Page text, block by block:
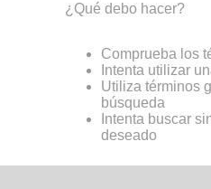
¿Qué debo hacer?
Comprueba los
Intenta utilizar
Utiliza términos
búsqueda
Intenta buscar
deseado